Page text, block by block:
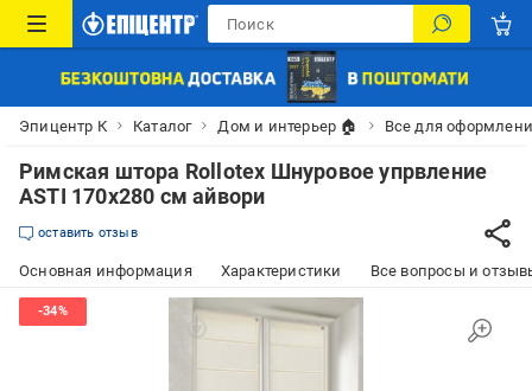
Эпицентр К Каталог Дом и интерьер 🏠 Все для
Римская штора Rollotex Шнуровое упрвление
ASTI 170x280 см айвори
оставить отзыв
Основная информация Характеристики Все вопросы и